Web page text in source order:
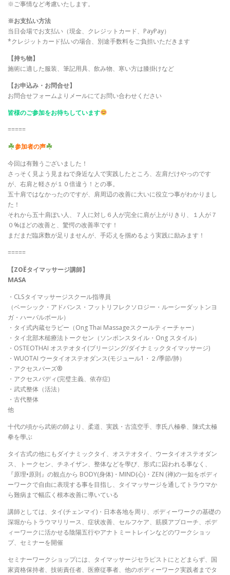
※ご事情など考慮いたします。
※お支払い方法
当日会場でお支払い（現金、クレジットカード、PayPay）
*クレジットカード払いの場合、別途手数料をご負担いただきます
【持ち物】
施術に適した服装、筆記用具、飲み物、寒い方は膝掛けなど
【お申込み・お問合せ】
お問合せフォームよりメールにてお問い合わせください
皆様のご参加をお待ちしています
=====
参加者の声
今回は有難うございました！
さっそく見よう見まねで身近な人で実践したところ、左肩だけやっのです
が、右肩と軽さが１０倍違う！との事。
五十肩ではなかったのですが、肩周辺の改善に大いに役立つ事がわかりまし
た！
それから五十肩ぽい人、７人に対し６人が完全に肩が上がりきり、１人が７
０%ほどの改善と、驚愕の改善率です！
まだまだ臨床数が足りませんが、手応えを掴めるよう実践に励みます！
=====
【ZOËタイマッサージ講師】
MASA
・CLSタイマッサージスクール指導員
（ベーシック・アドバンス・フットリフレクソロジー・ルーシーダットンヨ
ガ・ハーバルボール）
・タイ式内蔵セラピー（Ong Thai Massageスクールティーチャー）
・タイ北部木槌療法トークセン（ソンポンスタイル・Ong スタイル）
・OSTEOTHAI オステオタイ(ブリージング/ダイナミックタイマッサージ)
・WUOTAI ウータイオステオダンス(モジュール1・２/季節/肺）
・アクセスバーズ®
・アクセスバディ(完璧主義、依存症)
・武式整体（活法）
・古代整体
他
十代の頃から武術の師より、柔道、実践・古流空手、李氏八極拳、陳式太極
拳を學ぶ
タイ古式の他にもダイナミックタイ、オステオタイ、ウータイオステオダン
ス、トークセン、チネイザン、整体などを學び、形式に囚われる事なく、
『原理•原則』の観点から BODY(身体)・MIND(心)・ZEN (禅)の一如をボディ
ーワークで自由に表現する事を目指し、タイマッサージを通してトラウマか
ら難病まで幅広く根本改善に導いている
講師としては、タイ(チェンマイ)・日本各地を周り、ボディーワークの基礎の
深堀からトラウマリリース、症状改善、セルフケア、筋膜アプローチ、ボデ
ィーワークに活かせる陰陽五行やアナトミートレインなどのワークショッ
プ、セミナーを開催
セミナーワークショップには、タイマッサージセラピストにとどまらず、国
家資格保持者、技術責任者、医療従事者、他のボディーワーク実践者までタ